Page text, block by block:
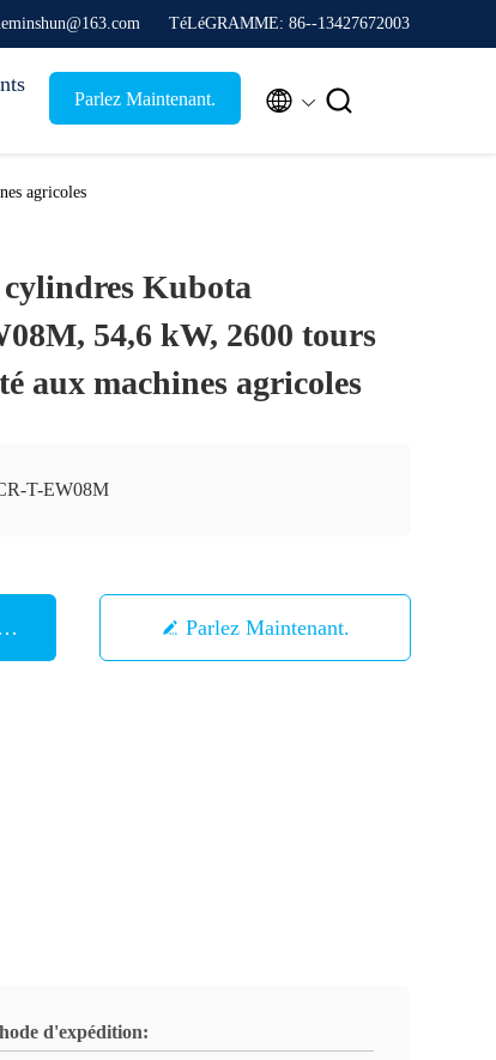
TéLéGRAMME: 86--13427672003
Parlez Maintenant.  
agricoles
Kubota
54,6 kW, 2600 tours
aux machines agricoles
T-EW08M
Parlez Maintenant.
d'expédition: